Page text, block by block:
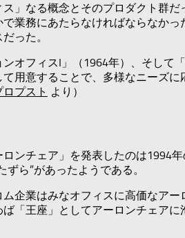
」なる概念とそのプロダクト群
業務にあたらなければならなか
った。
オフィスI」（1964年）、そし
用意することで、多様なニーズ
プスト より）
ンチェア」を発表したのは1994
ら”があったようである。
企業はみなオフィスに高価なア
「王座」としてアーロンチェア